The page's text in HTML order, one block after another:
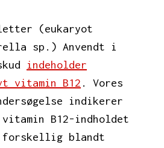
(eukaryot
sp.) Anvendt i
indeholder
vitamin B12 . Vores
indikerer
B12-indholdet
blandt